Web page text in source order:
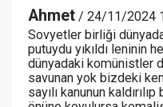
Ahmet / 24/11/2024
Sovyetler birliği
putuydu yıkıldı leninin
dünyadaki komünistler
savunan yok bizdeki
sayılı kanunun